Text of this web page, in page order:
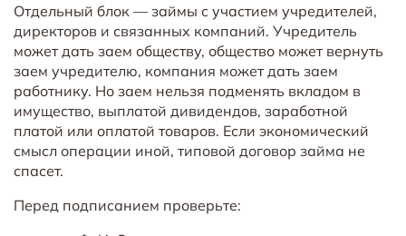
Отдельный блок — займы с участием учредителей,
директоров и связанных компаний. Учредитель
может дать заем обществу, общество может вернуть
заем учредителю, компания может дать заем
работнику. Но заем нельзя подменять вкладом в
имущество, выплатой дивидендов, заработной
платой или оплатой товаров. Если экономический
смысл операции иной, типовой договор займа не
спасет.
Перед подписанием проверьте: